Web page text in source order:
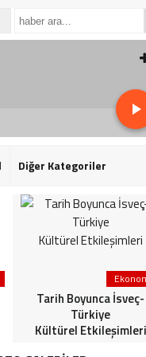
Diğer Kategoriler
Tarih Boyunca İsveç-
Türkiye
Kültürel Etkileşimleri